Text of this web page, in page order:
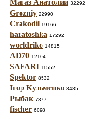
Магаз Анатолий 32292
Grozniy 22990
Crakodil 19166
haratoshka 17292
worldriko 14815
AD70 12104
SAFARI 11552
Spektor 8532
Ігор Кузьменко 8485
Рыбак 7377
fischer 6098